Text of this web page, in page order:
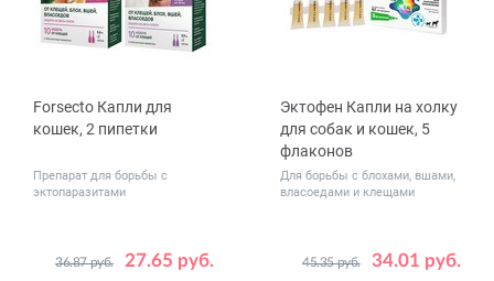
Forsecto Капли для
кошек, 2 пипетки
Препарат для борьбы с
эктопаразитами
27.65 руб.
36.87 руб.
Вес
2 - 4 (0.6 мл)
Эктофен Капли на холку
для собак и кошек, 5
флаконов
Для борьбы с блохами, вшами,
власоедами и клещами
34.01 руб.
45.35 руб.
Дозировка,
0.7 1.3